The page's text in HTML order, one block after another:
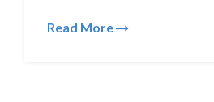
Read More